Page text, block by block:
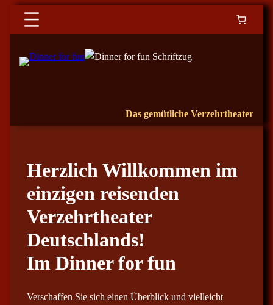
Das gemütliche Verzehrtheater
Herzlich Willkommen im
einzigen reisenden
Verzehrtheater
Deutschlands!
Im Dinner for fun
Verschaffen Sie sich einen Überblick und vielleicht